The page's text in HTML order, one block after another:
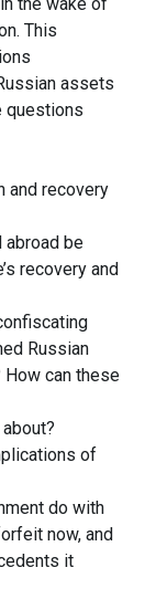
This
assets
questions
and recovery
abroad be
recovery and
Russian
How can these
of
do with
now, and
it